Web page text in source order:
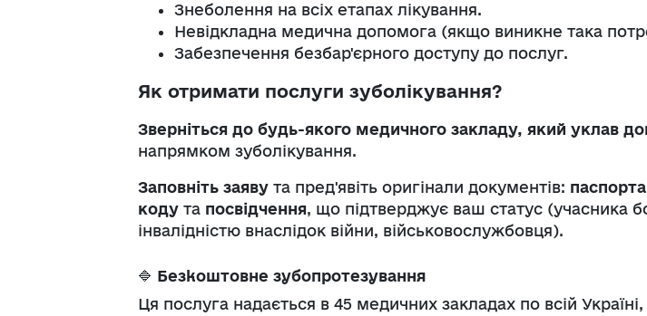
Знеболення на всіх етапах лікування.
Невідкладна медична допомога (якщо виникне така
Забезпечення безбар'єрного доступу до послуг.
Як отримати послуги зуболікування?
Зверніться до будь-якого медичного закладу, який уклав
напрямком зуболікування.
Заповніть заяву та пред'явіть оригінали документів:
коду та посвідчення, що підтверджує ваш статус (учасника
інвалідністю внаслідок війни, військовослужбовця).
🔷 Безкоштовне зубопротезування
Ця послуга надається в 45 медичних закладах по всій